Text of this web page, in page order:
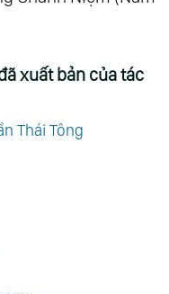
xuất bản của tác
Thái Tông